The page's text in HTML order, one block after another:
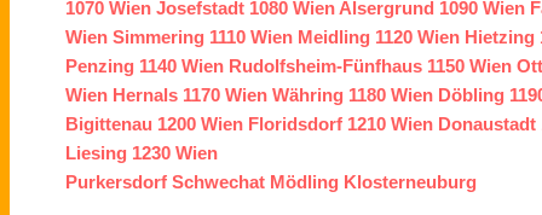
1070 Wien Josefstadt 1080 WienAlsergrund 1090 Wien
Wien Simmering 1110 Wien Meidling 1120 Wien Hietzing
Penzing 1140 Wien Rudolfsheim-Fünfhaus 1150 Wien
Wien Hernals 1170 Wien Währing 1180 Wien Döbling
Bigittenau 1200 Wien Floridsdorf 1210 Wien Donaustadt
Liesing 1230 Wien
Purkersdorf Schwechat Mödling Klosterneuburg